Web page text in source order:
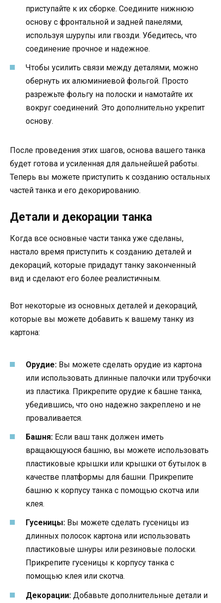
приступайте к их сборке. Соедините нижнюю
основу с фронтальной и задней панелями,
используя шурупы или гвозди. Убедитесь, что
соединение прочное и надежное.
Чтобы усилить связи между деталями, можно
обернуть их алюминиевой фольгой. Просто
разрежьте фольгу на полоски и намотайте их
вокруг соединений. Это дополнительно укрепит
основу.
После проведения этих шагов, основа вашего танка
будет готова и усиленная для дальнейшей работы.
Теперь вы можете приступить к созданию остальных
частей танка и его декорированию.
Детали и декорации танка
Когда все основные части танка уже сделаны,
настало время приступить к созданию деталей и
декораций, которые придадут танку законченный
вид и сделают его более реалистичным.
Вот некоторые из основных деталей и декораций,
которые вы можете добавить к вашему танку из
картона:
Орудие: Вы можете сделать орудие из картона
или использовать длинные палочки или трубочки
из пластика. Прикрепите орудие к башне танка,
убедившись, что оно надежно закреплено и не
проваливается.
Башня: Если ваш танк должен иметь
вращающуюся башню, вы можете использовать
пластиковые крышки или крышки от бутылок в
качестве платформы для башни. Прикрепите
башню к корпусу танка с помощью скотча или
клея.
Гусеницы: Вы можете сделать гусеницы из
длинных полосок картона или использовать
пластиковые шнуры или резиновые полоски.
Прикрепите гусеницы к корпусу танка с
помощью клея или скотча.
Декорации: Добавьте дополнительные детали и